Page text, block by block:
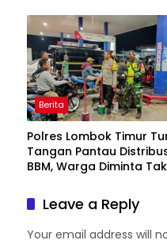
Prima Kapolri
Berita
Polres Lombok Timur
Tangan Pantau
BBM, Warga Diminta Tak
Leave a Reply
Your email address will